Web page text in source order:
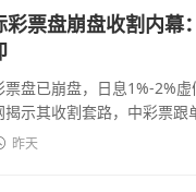
彩票盘崩盘收割内幕
票盘已崩盘，日息1%-2%
示其收割套路，中彩票
险...
昨天